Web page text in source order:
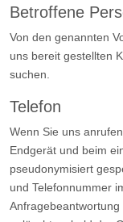
Betroffene
Von den genannten
uns bereit gestellten
suchen.
Telefon
Wenn Sie uns
Endgerät und beim
pseudonymisiert
und Telefonnummer